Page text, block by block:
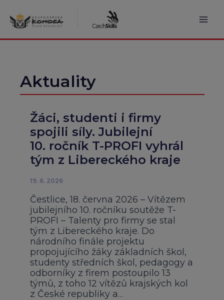
obsah
Aktuality
Žáci, studenti i firmy
spojili síly. Jubilejní
10. ročník T-PROFI vyhrál
tým z Libereckého kraje
19. 6. 2026
Čestlice, 18. června 2026 – Vítězem
jubilejního 10. ročníku soutěže T-
PROFI – Talenty pro firmy se stal
tým z Libereckého kraje. Do
národního finále projektu
propojujícího žáky základních škol,
studenty středních škol, pedagogy a
odborníky z firem postoupilo 13
týmů, z toho 12 vítězů krajských kol
z České republiky a…